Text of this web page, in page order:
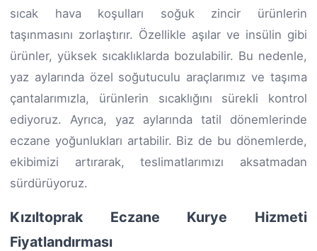
sıcak hava koşulları soğuk zincir ürünlerin
taşınmasını zorlaştırır. Özellikle aşılar ve insülin gibi
ürünler, yüksek sıcaklıklarda bozulabilir. Bu nedenle,
yaz aylarında özel soğutuculu araçlarımız ve taşıma
çantalarımızla, ürünlerin sıcaklığını sürekli kontrol
ediyoruz. Ayrıca, yaz aylarında tatil dönemlerinde
eczane yoğunlukları artabilir. Biz de bu dönemlerde,
ekibimizi artırarak, teslimatlarımızı aksatmadan
sürdürüyoruz.
Kızıltoprak Eczane Kurye Hizmeti
Fiyatlandırması